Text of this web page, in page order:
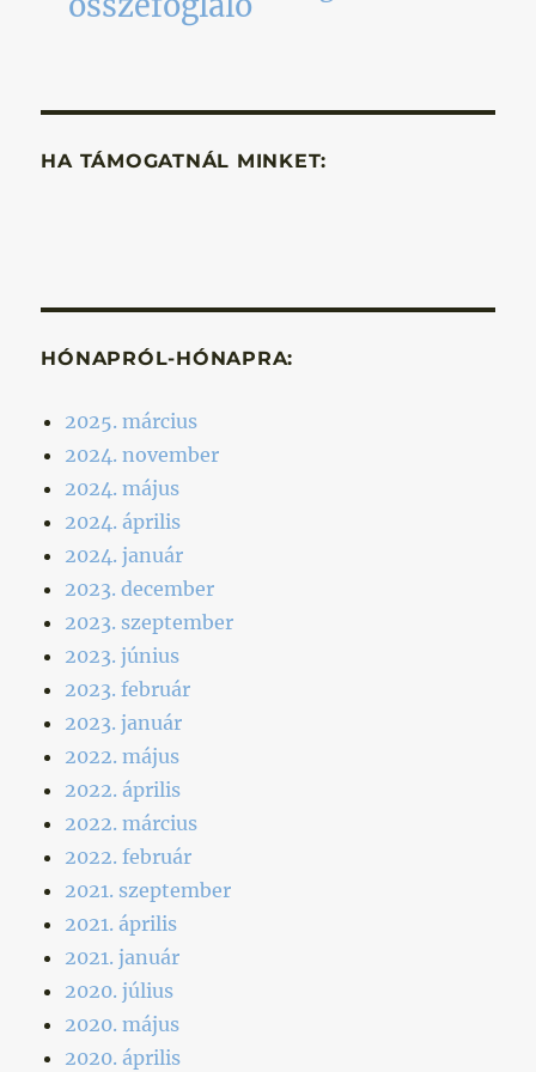
HA TÁMOGATNÁL MINKET:
HÓNAPRÓL-HÓNAPRA:
2025. március
2024. november
2024. május
2024. április
2024. január
2023. december
2023. szeptember
2023. június
2023. február
2023. január
2022. május
2022. április
2022. március
2022. február
2021. szeptember
2021. április
2021. január
2020. július
2020. május
2020. április